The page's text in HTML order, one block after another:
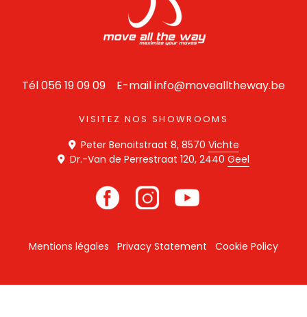
Tél 056 19 09 09 E-mail info@movealltheway.be
VISITEZ NOS SHOWROOMS
Peter Benoitstraat 8, 8570 Vichte
Dr.-Van de Perrestraat 120, 2440 Geel
Mentions légales Privacy Statement Cookie Policy